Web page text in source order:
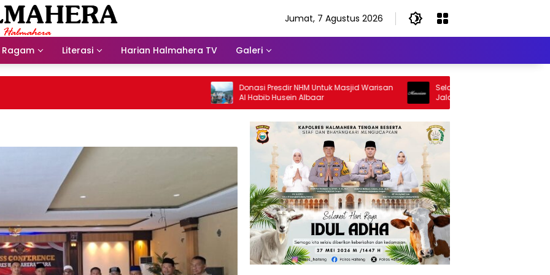
Jumat, 7 Agustus 2026
Ragam Literasi Harian Halmahera TV Galeri
Donasi Presdir NHM Untuk Masjid Warisan
Al Habib Husein Albaar
Selamat Jalan Sang Inspirator,
Jalan Abangku Yuslam Idris